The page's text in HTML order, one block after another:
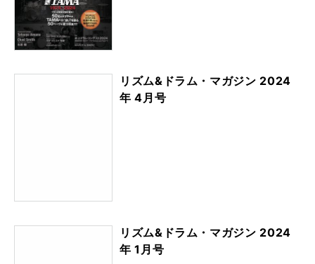
リズム&ドラム・マガジン 2024
年 4月号
リズム&ドラム・マガジン 2024
年 1月号